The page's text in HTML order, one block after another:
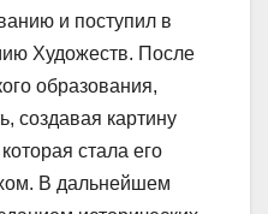
и поступил в
Художеств. После
образования,
создавая картину
стала его
В дальнейшем